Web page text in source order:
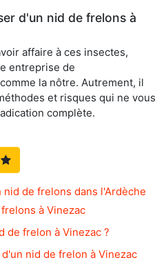
d'un nid de frelons à
affaire à ces insectes,
entreprise de
la nôtre. Autrement, il
et risques qui ne vous
complète.
de frelons dans l'Ardèche
à Vinezac
de frelon à Vinezac ?
nid de frelon à Vinezac